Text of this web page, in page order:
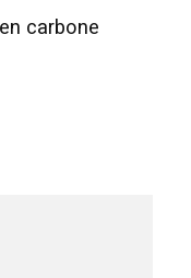
carbone